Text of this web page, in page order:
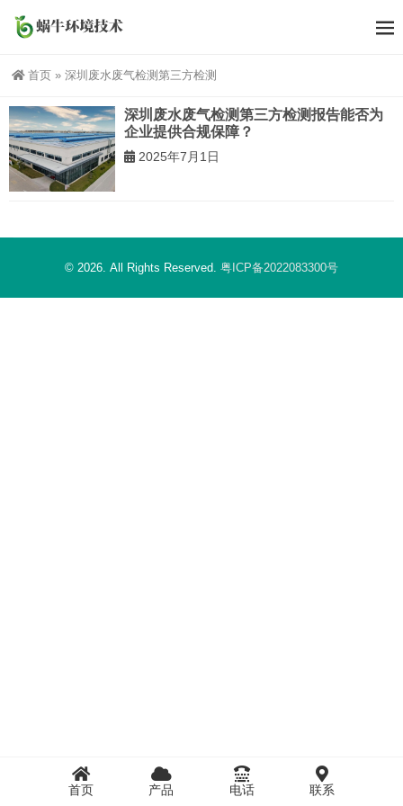
首页 » 深圳废水废气检测第三方检测
深圳废水废气检测第三方检测报告能否为
企业提供合规保障？
2025年7月1日
© 2026. All Rights Reserved. 粤ICP备2022083300号
首页 产品 电话 联系